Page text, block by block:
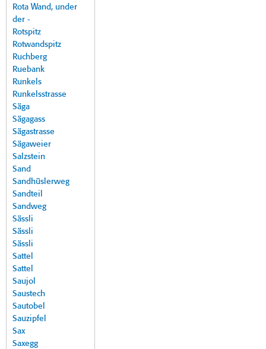
Rota Wand, under
der -
Rotspitz
Rotwandspitz
Ruchberg
Ruebank
Runkels
Runkelsstrasse
Säga
Sägagass
Sägastrasse
Sägaweier
Salzstein
Sand
Sandhüslerweg
Sandteil
Sandweg
Sässli
Sässli
Sässli
Sattel
Sattel
Saujol
Saustech
Sautobel
Sauzipfel
Sax
Saxegg